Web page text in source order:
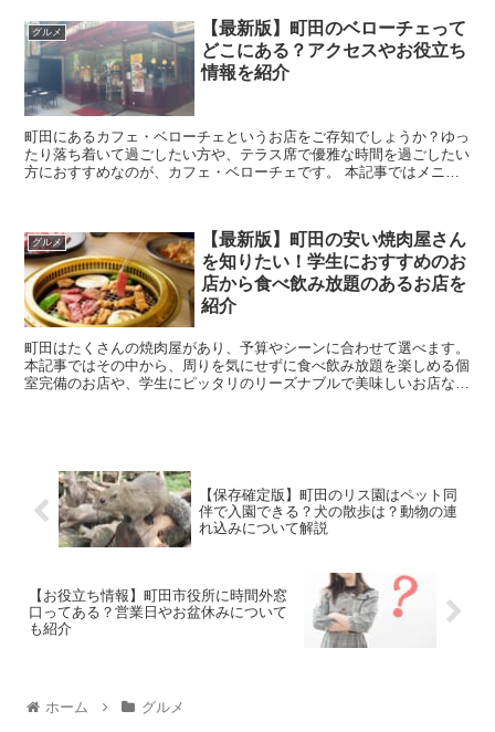
グルメ
【最新版】町田のベローチェって
どこにある？アクセスやお役立ち
情報を紹介
町田にあるカフェ・ベローチェというお店をご存知でしょうか？ゆっ
たり落ち着いて過ごしたい方や、テラス席で優雅な時間を過ごしたい
方におすすめなのが、カフェ・ベローチェです。 本記事ではメニュ
グルメ
【最新版】町田の安い焼肉屋さん
を知りたい！学生におすすめのお
店から食べ飲み放題のあるお店を
紹介
町田はたくさんの焼肉屋があり、予算やシーンに合わせて選べます。
本記事ではその中から、周りを気にせずに食べ飲み放題を楽しめる個
室完備のお店や、学生にピッタリのリーズナブルで美味しいお店など
【保存確定版】町田のリス園はペット同
伴で入園できる？犬の散歩は？動物の連
れ込みについて解説
【お役立ち情報】町田市役所に時間外窓
口ってある？営業日やお盆休みについて
も紹介
ホーム グルメ